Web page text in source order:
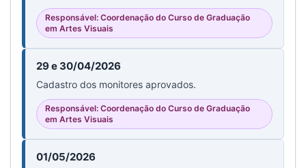
Responsável: Coordenação do Curso de Graduação
em Artes Visuais
29 e 30/04/2026
Cadastro dos monitores aprovados.
Responsável: Coordenação do Curso de Graduação
em Artes Visuais
01/05/2026